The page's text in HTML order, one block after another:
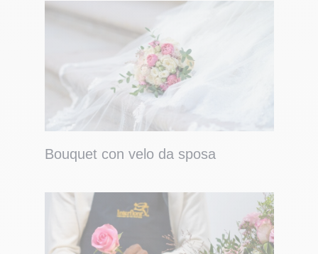
Bouquet con velo da sposa